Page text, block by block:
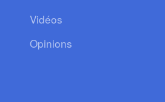
Vidéos
Opinions